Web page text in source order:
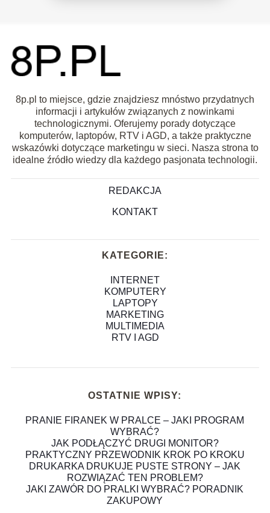
8p.pl to miejsce, gdzie znajdziesz mnóstwo przydatnych
informacji i artykułów związanych z nowinkami
technologicznymi. Oferujemy porady dotyczące
komputerów, laptopów, RTV i AGD, a także praktyczne
wskazówki dotyczące marketingu w sieci. Nasza strona to
idealne źródło wiedzy dla każdego pasjonata technologii.
REDAKCJA
KONTAKT
KATEGORIE:
INTERNET
KOMPUTERY
LAPTOPY
MARKETING
MULTIMEDIA
RTV I AGD
OSTATNIE WPISY:
PRANIE FIRANEK W PRALCE – JAKI PROGRAM
WYBRAĆ?
JAK PODŁĄCZYĆ DRUGI MONITOR?
PRAKTYCZNY PRZEWODNIK KROK PO KROKU
DRUKARKA DRUKUJE PUSTE STRONY – JAK
ROZWIĄZAĆ TEN PROBLEM?
JAKI ZAWÓR DO PRALKI WYBRAĆ? PORADNIK
ZAKUPOWY